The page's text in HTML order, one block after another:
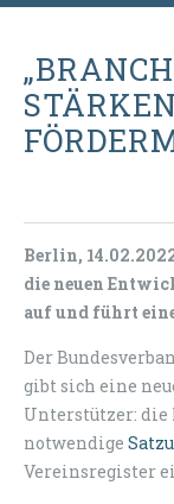
Berlin,
die neuen
auf und führt
Der
gibt sich eine
Unterstützer:
notwendige
Vereinsregister